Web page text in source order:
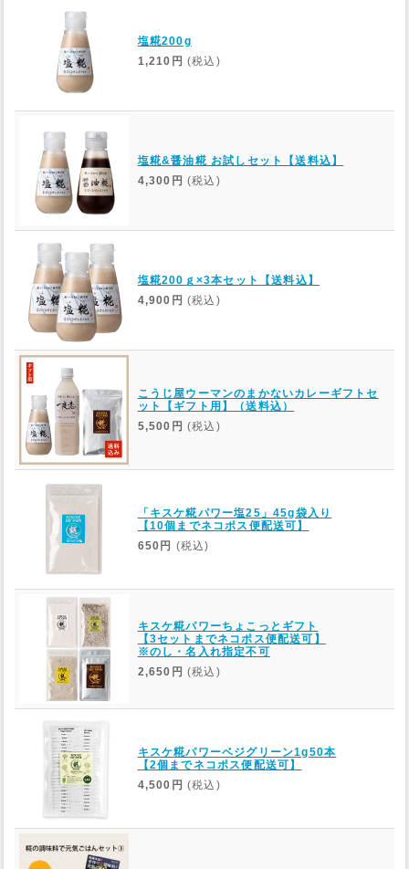
塩糀200g
1,210円 (税込)
塩糀&醤油糀 お試しセット【送料込】
4,300円 (税込)
塩糀200ｇ×3本セット【送料込】
4,900円 (税込)
こうじ屋ウーマンのまかないカレーギフトセ
ット【ギフト用】（送料込）
5,500円 (税込)
「キスケ糀パワー塩25」45g袋入り
【10個までネコポス便配送可】
650円 (税込)
キスケ糀パワーちょこっとギフト
【3セットまでネコポス便配送可】
※のし・名入れ指定不可
2,650円 (税込)
キスケ糀パワーベジグリーン1g50本
【2個までネコポス便配送可】
4,500円 (税込)